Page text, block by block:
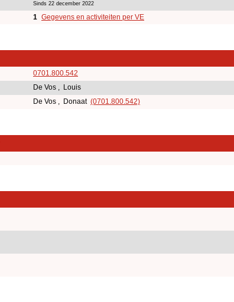
Sinds 22 december 2022
1 Gegevens en activiteiten per VE
0701.800.542
De Vos , Louis
De Vos , Donaat (0701.800.542)